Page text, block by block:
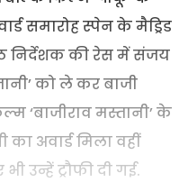
समारोह स्पेन के मैड्रिड
निर्देशक की रेस में संजय
को ले कर बाजी
‘बाजीराव मस्तानी’ के
का अवार्ड मिला वहीं
उन्हें ट्रौफी दी गई.